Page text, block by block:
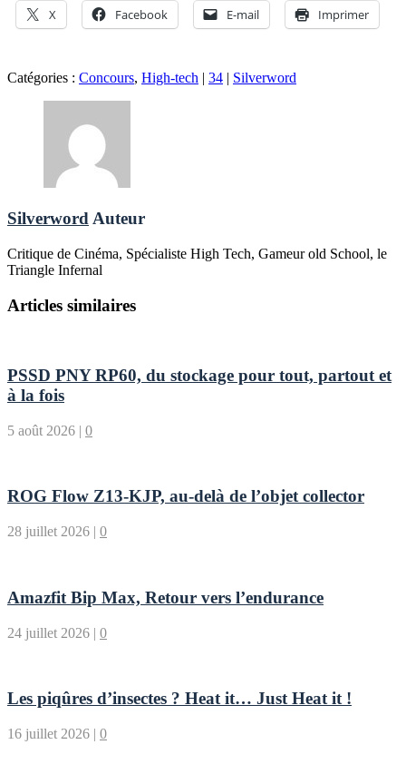
X Facebook E-mail Imprimer
Catégories : Concours, High-tech | 34 | Silverword
Silverword Auteur
Critique de Cinéma, Spécialiste High Tech, Gameur old School, le
Triangle Infernal
Articles similaires
PSSD PNY RP60, du stockage pour tout, partout et
à la fois
5 août 2026 | 0
ROG Flow Z13-KJP, au-delà de l’objet collector
28 juillet 2026 | 0
Amazfit Bip Max, Retour vers l’endurance
24 juillet 2026 | 0
Les piqûres d’insectes ? Heat it… Just Heat it !
16 juillet 2026 | 0